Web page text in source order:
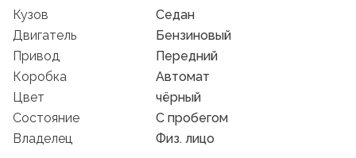
Кузов
Седан
Двигатель
Бензиновый
Привод
Передний
Коробка
Автомат
Цвет
чёрный
Состояние
C пробегом
Владелец
Физ. лицо